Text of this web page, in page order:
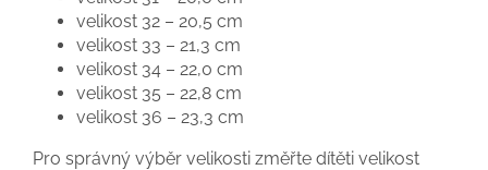
velikost 32 – 20,5 cm
velikost 33 – 21,3 cm
velikost 34 – 22,0 cm
velikost 35 – 22,8 cm
velikost 36 – 23,3 cm
Pro správný výběr velikosti změřte dítěti velikost